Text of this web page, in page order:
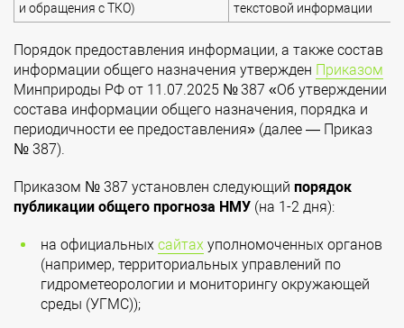
и обращения с ТКО)
текстовой информации
Порядок предоставления информации, а также состав
информации общего назначения утвержден Приказом
Минприроды РФ от 11.07.2025 № 387 «Об утверждении
состава информации общего назначения, порядка и
периодичности ее предоставления» (далее — Приказ
№ 387).
Приказом № 387 установлен следующий порядок
публикации общего прогноза НМУ (на 1-2 дня):
на официальных сайтах уполномоченных органов
(например, территориальных управлений по
гидрометеорологии и мониторингу окружающей
среды (УГМС));